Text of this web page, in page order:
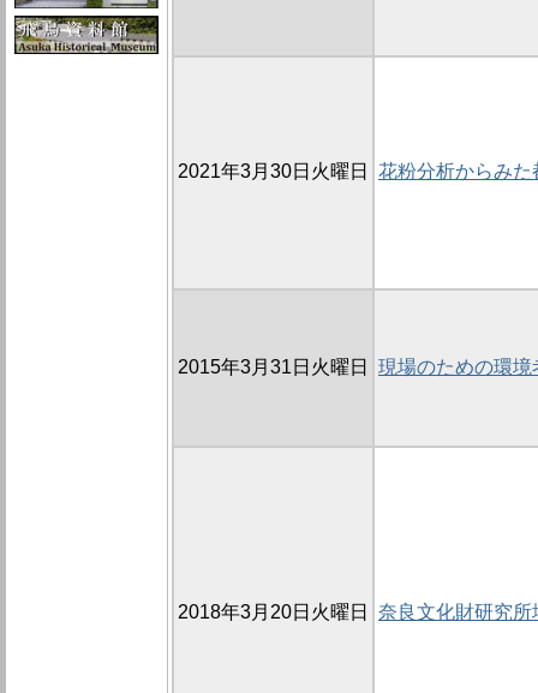
2021年3月30日火曜日 花粉分析からみ
2015年3月31日火曜日 現場のための環
2018年3月20日火曜日 奈良文化財研究